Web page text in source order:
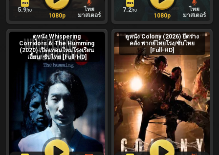
5.9/10
ไทย
มาสเตอร์
1080p
7.2/10
ไทย
มาสเตอร์
1080p
ดูหนัง Whispering
Corridors 6: The Humming
(2020) เปิดเทอมใหม่โรงเรียน
เฮี้ยน! ซับไทย [Full-HD]
ดูหนัง Colony (2026) ยึดร่าง
คลั่ง พากย์ไทยโรง/ซับไทย
[Full-HD]